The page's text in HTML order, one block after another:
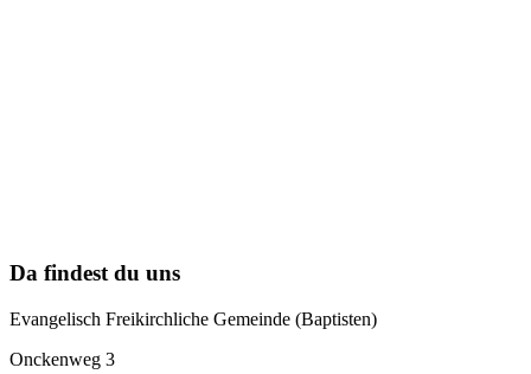
Da findest du uns
Evangelisch Freikirchliche Gemeinde (Baptisten)
Onckenweg 3